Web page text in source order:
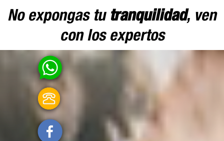
No expongas tu tranquilidad, ven
con los expertos